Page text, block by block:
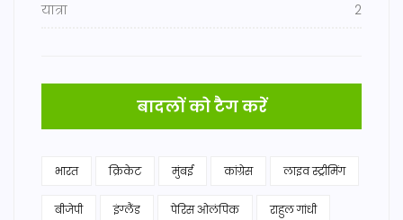
यात्रा 2
बादलों को टैग करें
भारत क्रिकेट मुंबई कांग्रेस लाइव स्ट्रीमिंग
बीजेपी इंग्लैंड पेरिस ओलंपिक राहुल गांधी